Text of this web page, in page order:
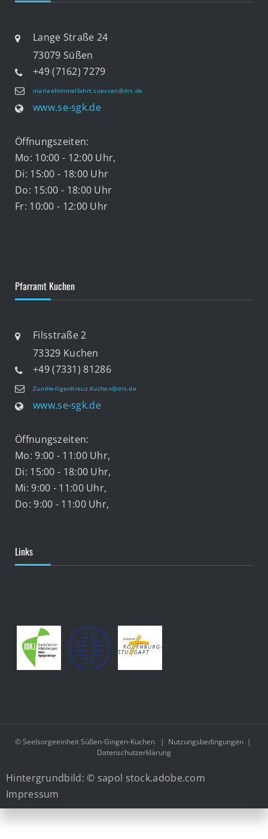
Lange Straße 24
73079 Süßen
+49 (7162) 7279
mariaehimmelfahrt.suessen@drs.de
www.se-sgk.de
Öffnungszeiten:
Mo: 10:00 - 12:00 Uhr,
Di: 15:00 - 18:00 Uhr
Do: 15:00 - 18:00 Uhr
Fr: 10:00 - 12:00 Uhr
Pfarramt Kuchen
Filsstraße 2
73329 Kuchen
+49 (7331) 81286
ZumHeiligenKreuz.Kuchen@drs.de
www.se-sgk.de
Öffnungszeiten:
Mo: 9:00 - 11:00 Uhr,
Di: 15:00 - 18:00 Uhr,
Mi: 9:00 - 11:00 Uhr,
Do: 9:00 - 11:00 Uhr,
Links
© Seelsorgeeinheit Süßen-Gingen-Kuchen | Nutzungsbedingungen |
Datenschutzerklärung
Hintergrundbild: © sapol stock.adobe.com
Impressum